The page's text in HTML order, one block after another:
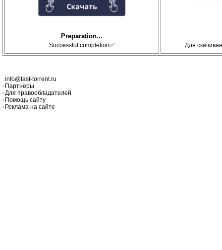
Preparation...
Successful completion✅ Для
info@fast-torrent.ru
Партнёры
Для правообладателей
Помощь сайту
Реклама на сайте